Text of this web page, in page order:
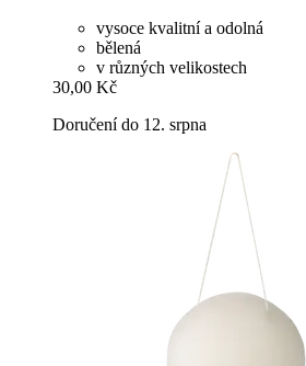
vysoce kvalitní a odolná
bělená
v různých velikostech
30,00 Kč
Doručení do 12. srpna